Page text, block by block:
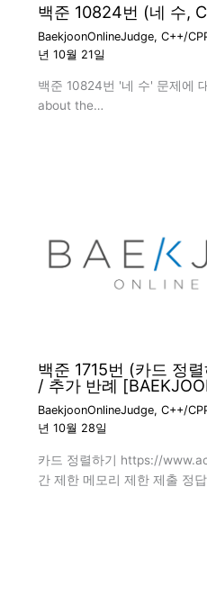
백준 10824번 (네 수,
BaekjoonOnlineJudge, C++/
년 10월 21일
백준 10824번 '네 수' 문제에
about the…
백준 1715번 (카드 정
/ 추가 반례
BaekjoonOnlineJudge, C++/
년 10월 28일
카드 정렬하기 https://
간 제한 메모리 제한 제출 정